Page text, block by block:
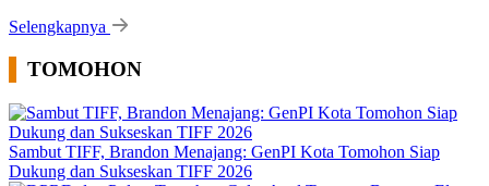
Selengkapnya
TOMOHON
Sambut TIFF, Brandon Menajang: ​GenPI Kota Tomohon Siap
Dukung dan Sukseskan TIFF 2026